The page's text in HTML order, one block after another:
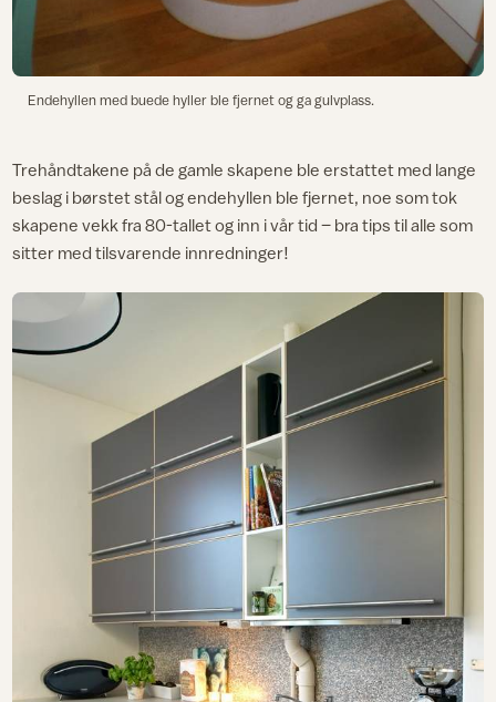
Endehyllen med buede hyller ble fjernet og ga gulvplass.
Trehåndtakene på de gamle skapene ble erstattet med lange
beslag i børstet stål og endehyllen ble fjernet, noe som tok
skapene vekk fra 80-tallet og inn i vår tid – bra tips til alle som
sitter med tilsvarende innredninger!